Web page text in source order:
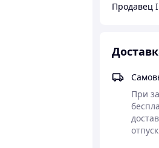
Продавец
При